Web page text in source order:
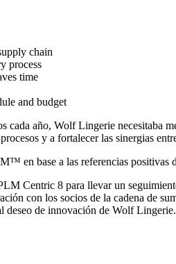
chain
process
time
and budget
cada año, Wolf Lingerie necesitaba
y a fortalecer las sinergias
en base a las referencias positivas
Centric 8 para llevar un
con los socios de la cadena de
deseo de innovación de Wolf Lingerie.